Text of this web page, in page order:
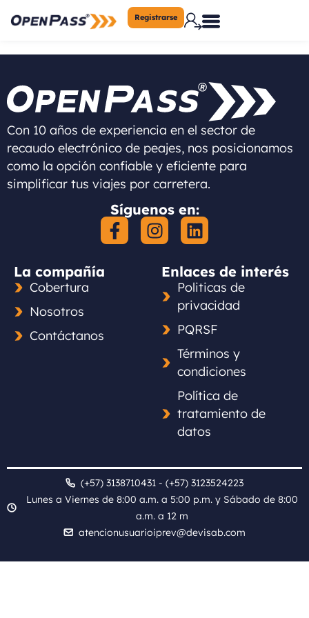
Registrarse
Con 10 años de experiencia en el sector de
recaudo electrónico de peajes, nos posicionamos
como la opción confiable y eficiente para
simplificar tus viajes por carretera.
Síguenos en:
La compañía
Cobertura
Nosotros
Contáctanos
Enlaces de interés
Politicas de
privacidad
PQRSF
Términos y
condiciones
Política de
tratamiento de
datos
(+57) 3138710431 - (+57) 3123524223
Lunes a Viernes de 8:00 a.m. a 5:00 p.m. y Sábado de 8:00
a.m. a 12 m
atencionusuarioiprev@devisab.com